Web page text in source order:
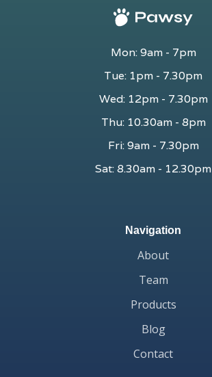
Mon: 9am - 7pm
Tue: 1pm - 7.30pm
Wed: 12pm - 7.30pm
Thu: 10.30am - 8pm
Fri: 9am - 7.30pm
Sat: 8.30am - 12.30pm
Navigation
About
Team
Products
Blog
Contact